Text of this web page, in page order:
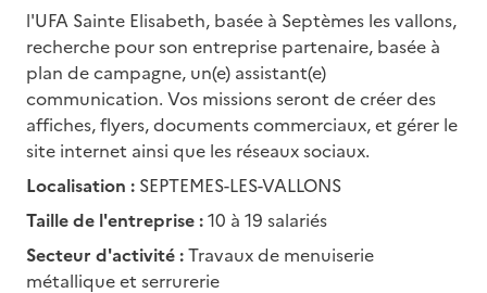
l'UFA Sainte Elisabeth, basée à Septèmes les vallons,
recherche pour son entreprise partenaire, basée à
plan de campagne, un(e) assistant(e)
communication. Vos missions seront de créer des
affiches, flyers, documents commerciaux, et gérer le
site internet ainsi que les réseaux sociaux.
Localisation : SEPTEMES-LES-VALLONS
Taille de l'entreprise :10 à 19 salariés
Secteur d'activité :Travaux de menuiserie
métallique et serrurerie